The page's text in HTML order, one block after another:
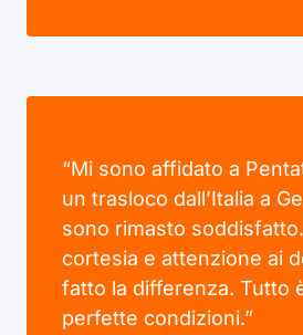
“Mi sono affidato a
un trasloco dall’Italia a
sono rimasto
cortesia e attenzione ai
fatto la differenza. Tutto
perfette condizioni.”